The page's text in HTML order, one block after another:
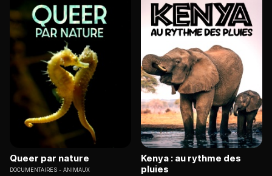
Queer par nature
DOCUMENTAIRES ANIMAUX
Kenya : au rythme des
pluies